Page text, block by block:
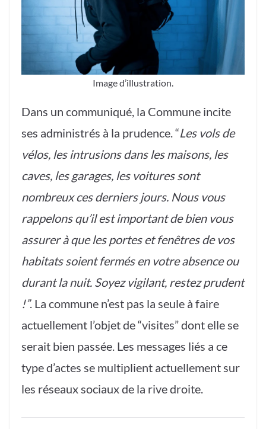
Image d’illustration.
Dans un communiqué, la Commune incite
ses administrés à la prudence. “Les vols de
vélos, les intrusions dans les maisons, les
caves, les garages, les voitures sont
nombreux ces derniers jours. Nous vous
rappelons qu’il est important de bien vous
assurer à que les portes et fenêtres de vos
habitats soient fermés en votre absence ou
durant la nuit. Soyez vigilant, restez prudent
!”. La commune n’est pas la seule à faire
actuellement l’objet de “visites” dont elle se
serait bien passée. Les messages liés a ce
type d’actes se multiplient actuellement sur
les réseaux sociaux de la rive droite.